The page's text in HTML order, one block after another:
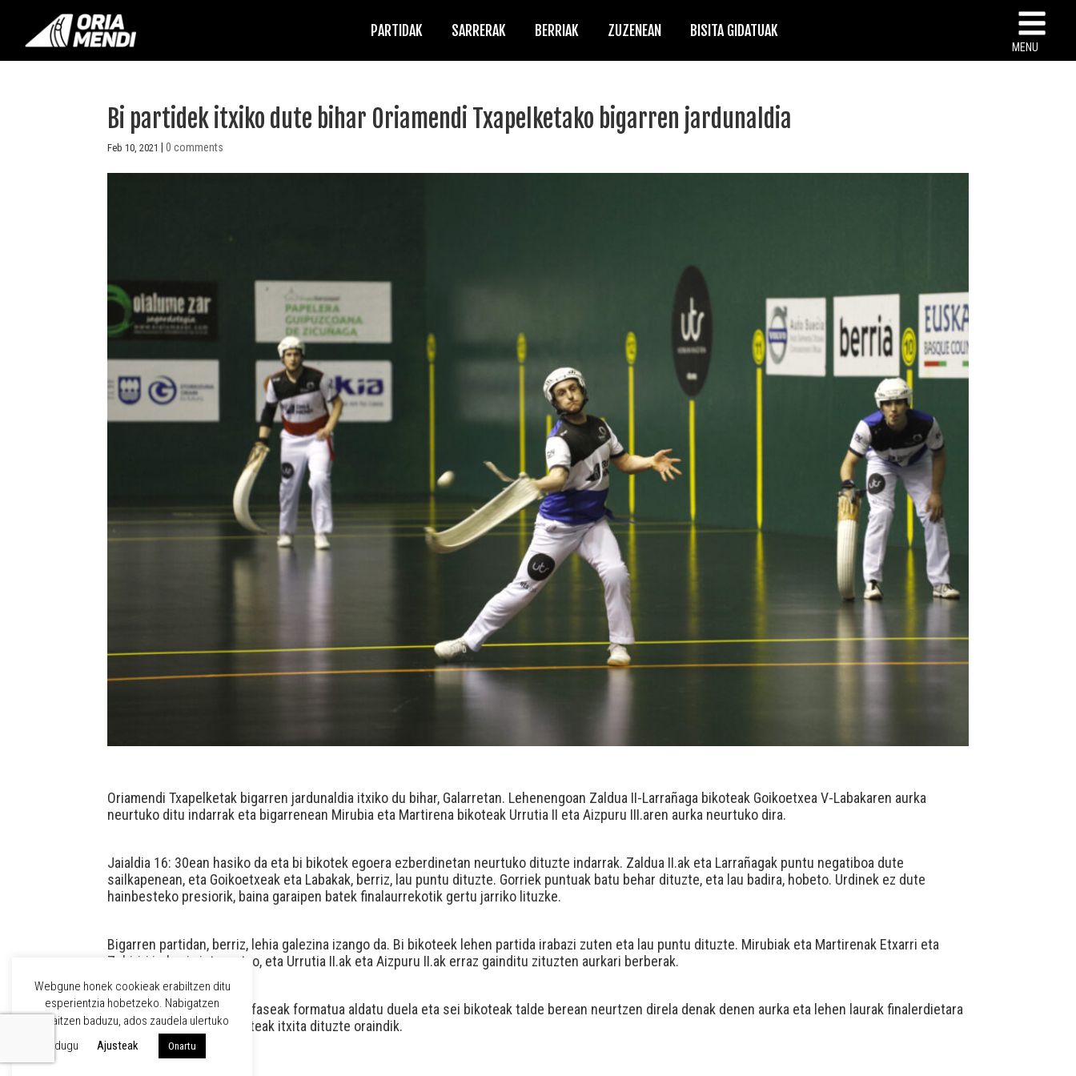
PARTIDAK SARRERAK BERRIAK ZUZENEAN BISITA GIDATUAK
MENU
Bi partidek itxiko dute bihar Oriamendi Txapelketako bigarren jardunaldia
Feb 10, 2021 |0 comments
Oriamendi Txapelketak bigarren jardunaldia itxiko du bihar, Galarretan. Lehenengoan Zaldua II-Larrañaga bikoteak Goikoetxea V-Labakaren aurka
neurtuko ditu indarrak eta bigarrenean Mirubia eta Martirena bikoteak Urrutia II eta Aizpuru III.aren aurka neurtuko dira.
Jaialdia 16: 30ean hasiko da eta bi bikotek egoera ezberdinetan neurtuko dituzte indarrak. Zaldua II.ak eta Larrañagak puntu negatiboa dute
sailkapenean, eta Goikoetxeak eta Labakak, berriz, lau puntu dituzte. Gorriek puntuak batu behar dituzte, eta lau badira, hobeto. Urdinek ez dute
hainbesteko presiorik, baina garaipen batek finalaurrekotik gertu jarriko lituzke.
Bigarren partidan, berriz, lehia galezina izango da. Bi bikoteek lehen partida irabazi zuten eta lau puntu dituzte. Mirubiak eta Martirenak Etxarri eta
Zubiriri irabazi zieten, atzo, eta Urrutia II.ak eta Aizpuru II.ak erraz gainditu zituzten aurkari berberak.
Gogoratu behar da lehen faseak formatua aldatu duela eta sei bikoteak talde berean neurtzen direla denak denen aurka eta lehen laurak finalerdietara
pasatzen direla. Zaleek ateak itxita dituzte oraindik.
Webgune honek cookieak erabiltzen ditu
esperientzia hobetzeko. Nabigatzen
jarraitzen baduzu, ados zaudela ulertuko
dugu
Ajusteak Onartu